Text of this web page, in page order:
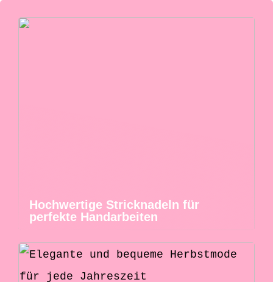
Hochwertige Stricknadeln für
perfekte Handarbeiten